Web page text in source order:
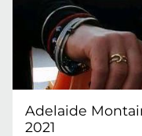
Adelaide
2021